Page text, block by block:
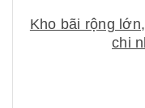
Kho bãi rộng
chi